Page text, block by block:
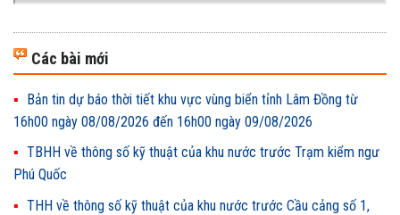
Các bài mới
Bản tin dự báo thời tiết khu vực vùng biển tỉnh Lâm Đồng từ
16h00 ngày 08/08/2026 đến 16h00 ngày 09/08/2026
TBHH về thông số kỹ thuật của khu nước trước Trạm kiểm ngư
Phú Quốc
THH về thông số kỹ thuật của khu nước trước Cầu cảng số 1,